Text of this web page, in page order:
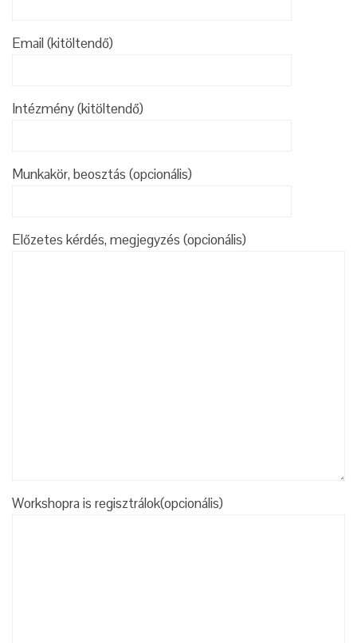
Email (kitöltendő)
Intézmény (kitöltendő)
Munkakör, beosztás (opcionális)
Előzetes kérdés, megjegyzés (opcionális)
Workshopra is regisztrálok(opcionális)